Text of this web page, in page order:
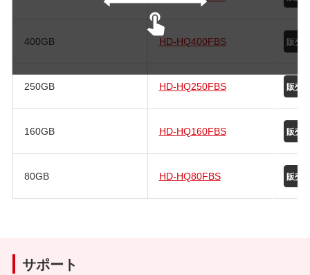
400GB HD-HQ400FBS
250GB HD-HQ250FBS
160GB HD-HQ160FBS
80GB HD-HQ80FBS
サポート